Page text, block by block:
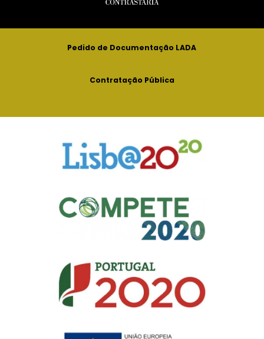
Pedido de Documentação LADA
Contratação Pública